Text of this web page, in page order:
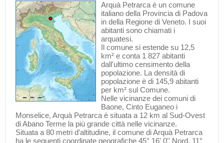
Arquà Petrarca è un comune
italiano della Provincia di Padova
in della Regione di Veneto. I suoi
abitanti sono chiamati i
arquatesi.
Il comune si estende su 12,5
km² e conta 1 827 abitanti
dall'ultimo censimento della
popolazione. La densità di
popolazione è di 145,9 abitanti
per km² sul Comune.
Nelle vicinanze dei comuni di
Baone, Cinto Euganeo i
Monselice, Arquà Petrarca è situata a 12 km al Sud-Ovest
diAbano Terme la più grande città nelle vicinanze.
Situata a 80 metri d'altitudine, il comune di Arquà Petrarca
ha le seguenti coordinate geografiche 45° 16' 0'' Nord, 11°